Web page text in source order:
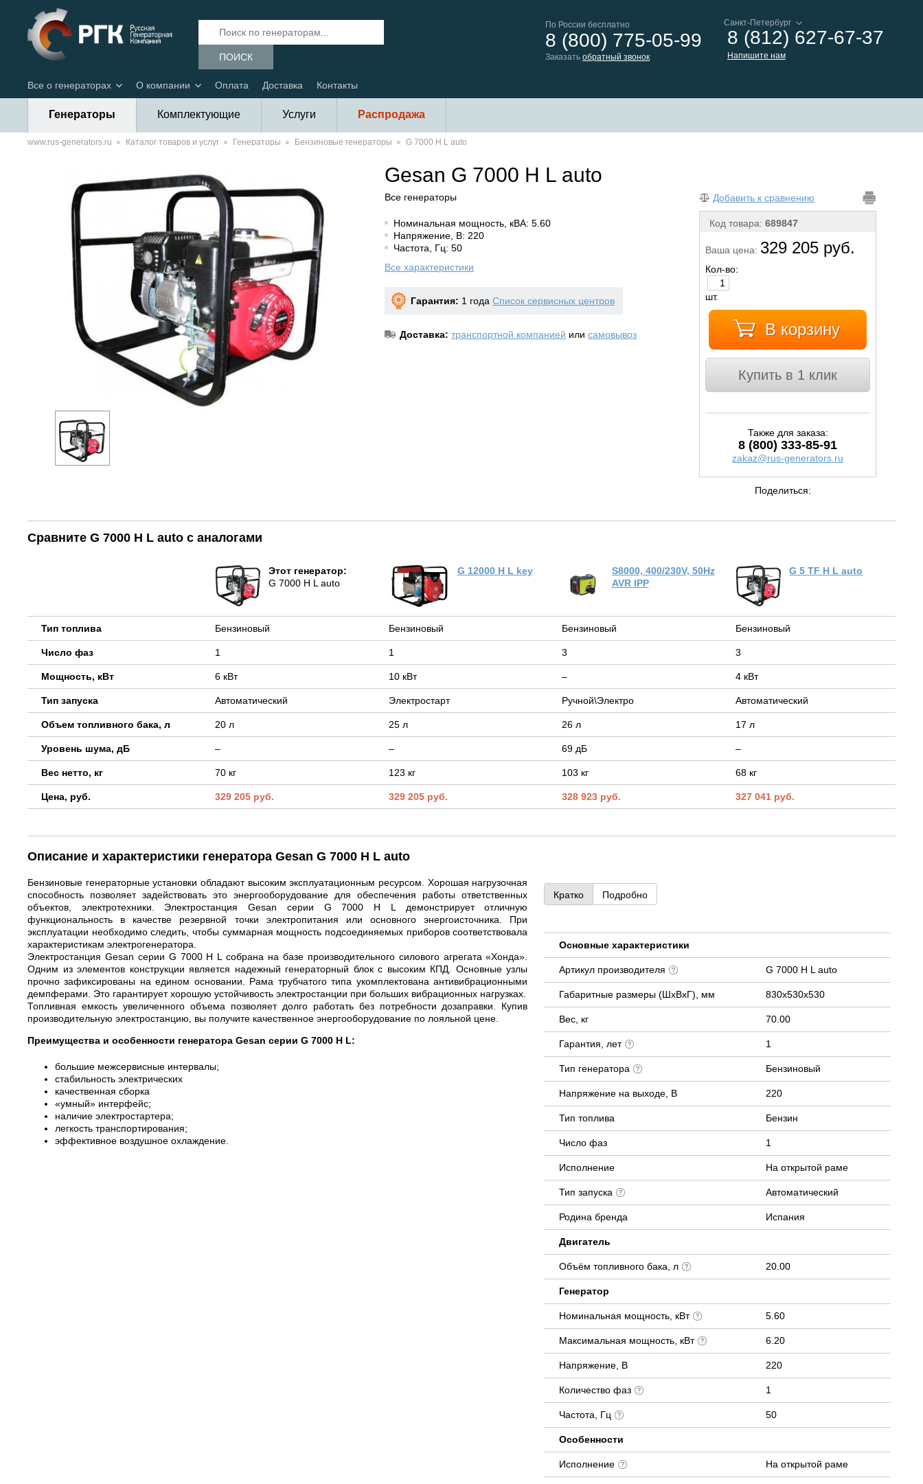
ПОИСК
По России бесплатно
8 (800) 775-05-99
Заказать обратный звонок
8 (812) 627-67-37
Напишите нам
Все о генераторах О компании Оплата Доставка Контакты
Генераторы Комплектующие Услуги Распродажа
www.rus-generators.ru Каталог товаров и услуг Генераторы Бензиновые генераторы G 7000 H L auto
Gesan G 7000 H L auto
Все генераторы
Номинальная мощность, кВА: 5.60
Напряжение, В: 220
Частота, Гц: 50
Все характеристики
Гарантия: 1 года Список сервисных центров
Доставка: транспортной компанией или самовывоз
Добавить к сравнению
Код товара: 689847
Ваша цена: 329 205 руб.
Кол-во:
шт.
В корзину
Купить в 1 клик
Также для заказа:
8 (800) 333-85-91
zakaz@rus-generators.ru
Поделиться:
Сравните G 7000 H L auto с аналогами
Тип топлива
Число фаз
Мощность, кВт
Тип запуска
Объем топливного бака, л
Уровень шума, дБ
Вес нетто, кг
Цена, руб.
Этот генератор:
G 7000 H L auto
Бензиновый
1
6 кВт
Автоматический
20 л
–
70 кг
329 205 руб.
G 12000 H L key
Бензиновый
1
10 кВт
Электростарт
25 л
–
123 кг
329 205 руб.
S8000, 400/230V, 50Hz
AVR IPP
Бензиновый
3
–
Ручной\Электро
26 л
69 дБ
103 кг
328 923 руб.
G 5 TF H L auto
Бензиновый
3
4 кВт
Автоматический
17 л
–
68 кг
327 041 руб.
Описание и характеристики генератора Gesan G 7000 H L auto
Бензиновые генераторные установки обладают высоким эксплуатационным ресурсом. Хорошая нагрузочная
способность позволяет задействовать это энергооборудование для обеспечения работы ответственных
объектов, электротехники. Электростанция Gesan серии G 7000 H L демонстрирует отличную
функциональность в качестве резервной точки электропитания или основного энергоисточника. При
эксплуатации необходимо следить, чтобы суммарная мощность подсоединяемых приборов соответствовала
характеристикам электрогенератора.
Электростанция Gesan серии G 7000 H L собрана на базе производительного силового агрегата «Хонда».
Одним из элементов конструкции является надежный генераторный блок с высоким КПД. Основные узлы
прочно зафиксированы на едином основании. Рама трубчатого типа укомплектована антивибрационными
демпферами. Это гарантирует хорошую устойчивость электростанции при больших вибрационных нагрузках.
Топливная емкость увеличенного объема позволяет долго работать без потребности дозаправки. Купив
производительную электростанцию, вы получите качественное энергооборудование по лояльной цене.
Преимущества и особенности генератора Gesan серии G 7000 H L:
большие межсервисные интервалы;
стабильность электрических
качественная сборка
«умный» интерфейс;
наличие электростартера;
легкость транспортирования;
эффективное воздушное охлаждение.
Кратко Подробно
Основные характеристики
Артикул производителя G 7000 H L auto
Габаритные размеры (ШхВхГ), мм 830х530х530
Вес, кг 70.00
Гарантия, лет 1
Тип генератора Бензиновый
Напряжение на выходе, В 220
Тип топлива Бензин
Число фаз 1
Исполнение На открытой раме
Тип запуска Автоматический
Родина бренда Испания
Двигатель
Объём топливного бака, л 20.00
Генератор
Номинальная мощность, кВт 5.60
Максимальная мощность, кВт 6.20
Напряжение, В 220
Количество фаз 1
Частота, Гц 50
Особенности
Исполнение На открытой раме